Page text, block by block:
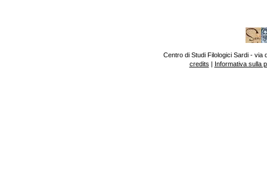
Centro di Studi Filologici Sardi - via
credits | Informativa sulla